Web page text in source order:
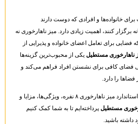
خانواده‌ها و افرادی که دوست دارند
کنند، اهمیت زیادی دارد. میز ناهارخوری نه
برای تعامل اعضای خانواده و پذیرایی از
مستطیلیکی از محبوب‌ترین گزینه‌ها
فضای کافی برای نشستن افراد فراهم می‌کند و
را دارد.
در این مقاله، به بررسی سایز استاندارد میز ناهارخوری ۸ نفره، ویژگی‌ها، مزایا و
مستطیلپرداخته‌ایم تا به شما کمک کنیم
باشید.